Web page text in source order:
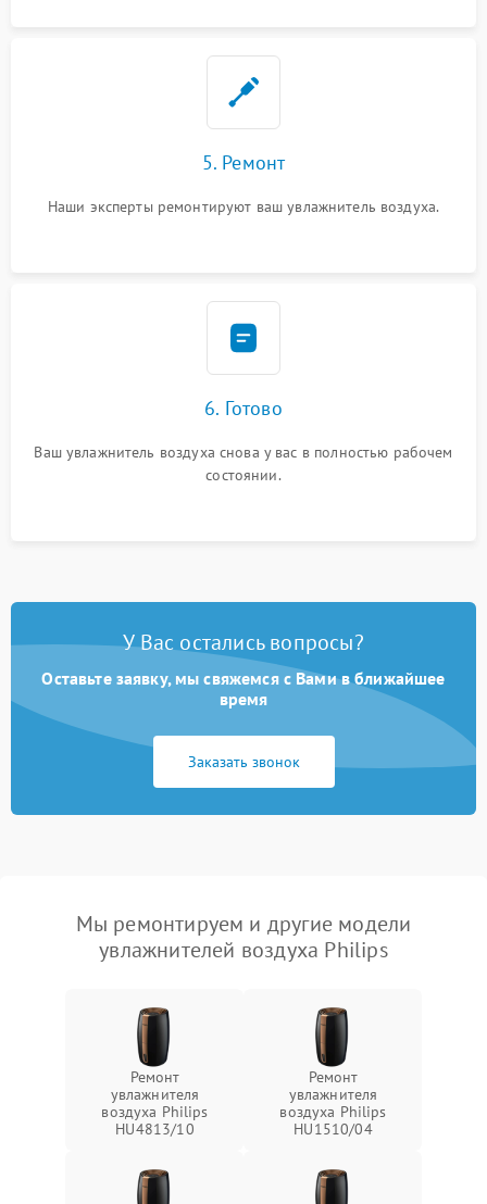
5. Ремонт
Наши эксперты ремонтируют ваш увлажнитель воздуха.
6. Готово
Ваш увлажнитель воздуха снова у вас в полностью рабочем
состоянии.
У Вас остались вопросы?
Оставьте заявку, мы свяжемся с Вами в ближайшее
время
Заказать звонок
Мы ремонтируем и другие модели
увлажнителей воздуха Philips
Ремонт
увлажнителя
воздуха Philips
HU4813/10
Ремонт
увлажнителя
воздуха Philips
HU1510/04